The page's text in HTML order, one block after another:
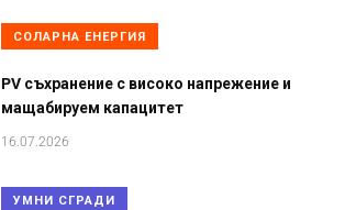
СОЛАРНА ЕНЕРГИЯ
PV съхранение с високо напрежение и
мащабируем капацитет
16.07.2026
УМНИ СГРАДИ